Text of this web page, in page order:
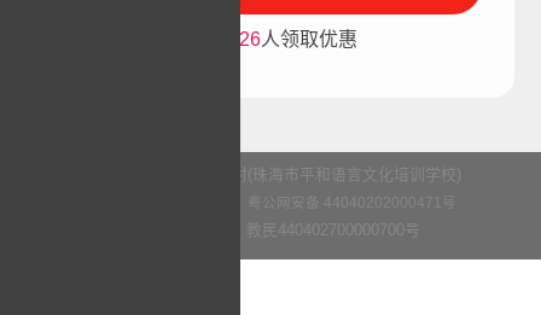
326人领取优惠
Copyright © 平和英语村(珠海市平和语言文化培训学校)
粤公网安备 44040202000471号
办学许可证编号：教民440402700000700号